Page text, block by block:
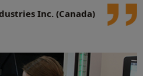
Inc. (Canada)